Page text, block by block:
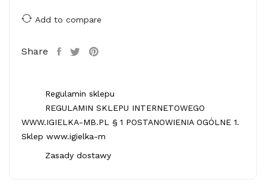
Add to compare
Share
Regulamin sklepu
REGULAMIN SKLEPU INTERNETOWEGO
WWW.IGIELKA-MB.PL § 1 POSTANOWIENIA OGÓLNE 1.
Sklep www.igielka-m
Zasady dostawy